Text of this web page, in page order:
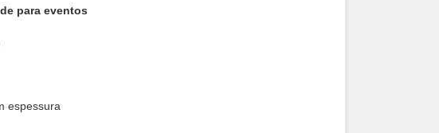
para eventos
espessura